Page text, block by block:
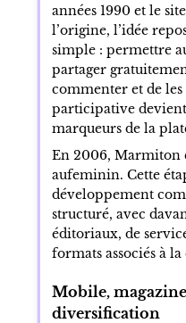
années 1990 et le
l’origine, l’idée
simple : permettre
partager
commenter et de
participative
marqueurs de la
En 2006, Marmiton
aufeminin. Cette
développement
structuré, avec
éditoriaux, de
formats associés à
Mobile,
diversification